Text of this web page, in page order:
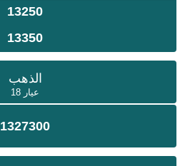
13250
13350
الذهب
عيار 18
1327300